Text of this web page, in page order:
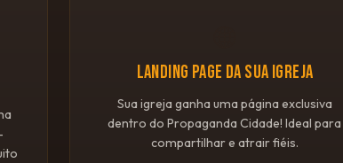
LANDING PAGE DA SUA IGREJA
Sua igreja ganha uma página exclusiva
dentro do Propaganda Cidade! Ideal para
compartilhar e atrair fiéis.